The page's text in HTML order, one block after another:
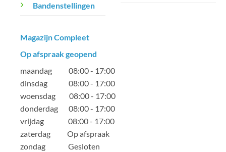
Bandenstellingen
Magazijn Compleet
Op afspraak geopend
maandag 08:00 - 17:00
dinsdag 08:00 - 17:00
woensdag 08:00 - 17:00
donderdag 08:00 - 17:00
vrijdag 08:00 - 17:00
zaterdag Op afspraak
zondag Gesloten